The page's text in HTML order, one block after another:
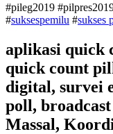
#pileg2019
#suksespemilu #sukses
aplikasi quick
quick count
digital, survei
poll,
Massal,